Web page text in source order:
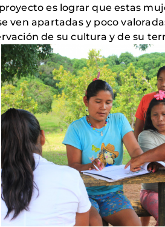
es lograr que estas
ven apartadas y poco
de su cultura y de su